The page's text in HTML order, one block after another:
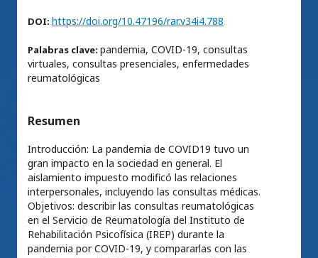
DOI: https://doi.org/10.47196/rar.v34i4.788
Palabras clave: pandemia, COVID-19, consultas
virtuales, consultas presenciales, enfermedades
reumatológicas
Resumen
Introducción: La pandemia de COVID19 tuvo un
gran impacto en la sociedad en general. El
aislamiento impuesto modificó las relaciones
interpersonales, incluyendo las consultas médicas.
Objetivos: describir las consultas reumatológicas
en el Servicio de Reumatología del Instituto de
Rehabilitación Psicofísica (IREP) durante la
pandemia por COVID-19, y compararlas con las